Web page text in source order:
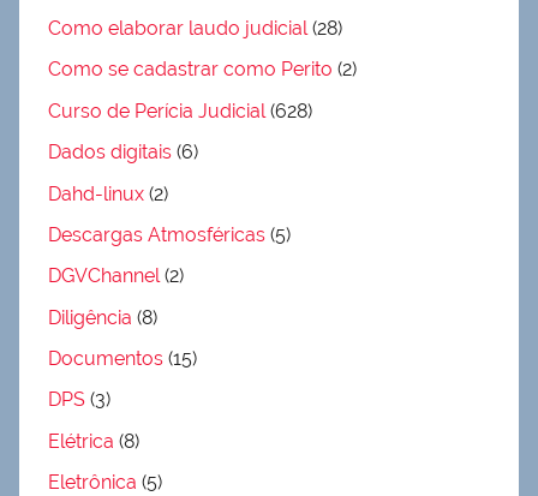
Como elaborar laudo judicial(28)
Como se cadastrar como Perito (2)
Curso de Perícia Judicial(628)
Dados digitais (6)
Dahd-linux (2)
Descargas Atmosféricas (5)
DGVChannel(2)
Diligência (8)
Documentos (15)
DPS (3)
Elétrica (8)
Eletrônica (5)